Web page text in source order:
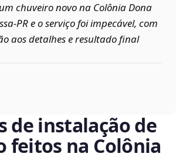
chuveiro novo na Colônia Dona
e o serviço foi impecável, com
aos detalhes e resultado final
de instalação de
feitos na Colônia